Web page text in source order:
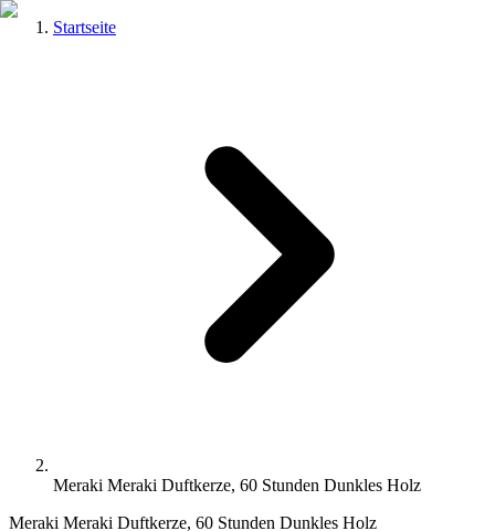
Startseite
Meraki Meraki Duftkerze, 60 Stunden Dunkles Holz
Meraki Meraki Duftkerze, 60 Stunden Dunkles Holz